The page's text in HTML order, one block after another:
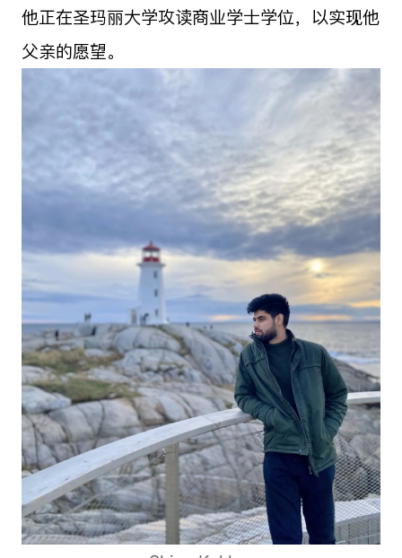
他正在圣玛丽大学攻读商业学士学位，以实现他
父亲的愿望。